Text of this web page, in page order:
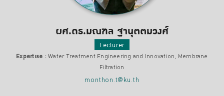
ผศ.ดร.มณฑล ฐานุตตมวงศ์
Lecturer
Expertise :Water Treatment Engineering and Innovation, Membrane
Filtration
monthon.t@ku.th